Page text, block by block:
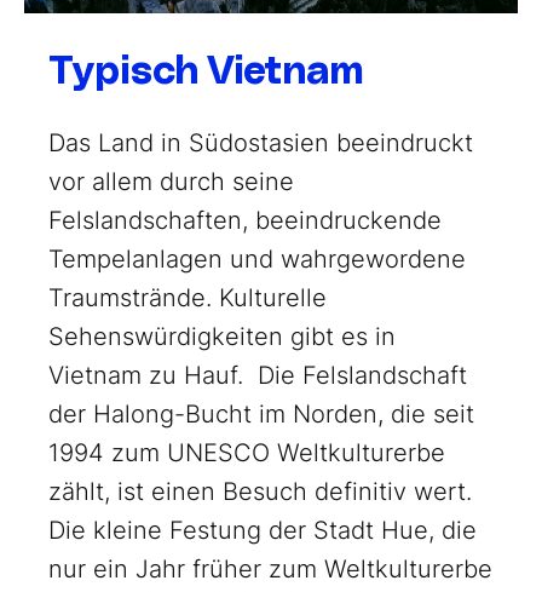
Typisch Vietnam
Das Land in Südostasien beeindruckt
vor allem durch seine
Felslandschaften, beeindruckende
Tempelanlagen und wahrgewordene
Traumstrände. Kulturelle
Sehenswürdigkeiten gibt es in
Vietnam zu Hauf. Die Felslandschaft
der Halong-Bucht im Norden, die seit
1994 zum UNESCO Weltkulturerbe
zählt, ist einen Besuch definitiv wert.
Die kleine Festung der Stadt Hue, die
nur ein Jahr früher zum Weltkulturerbe